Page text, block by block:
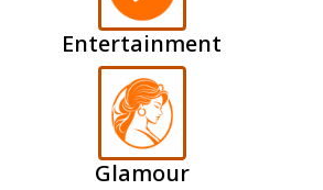
Entertainment
Glamour